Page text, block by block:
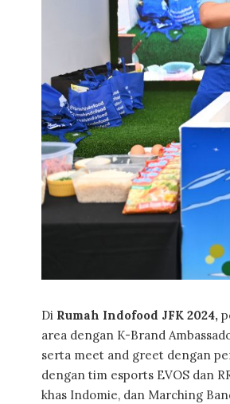
Di Rumah Indofood JFK 2024,
area dengan K-Brand
serta meet and greet dengan
dengan tim esports EVOS dan
khas Indomie, dan Marching